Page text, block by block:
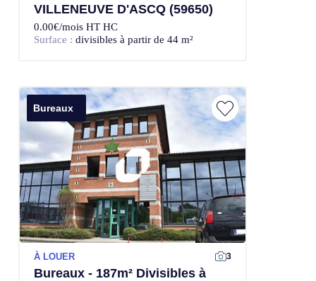
VILLENEUVE D'ASCQ (59650)
0.00€/mois HT HC
Surface : divisibles à partir de 44 m²
Bureaux
À LOUER 3
Bureaux - 187m² Divisibles à